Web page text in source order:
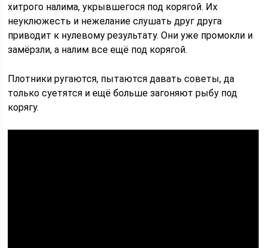
хитрого налима, укрывшегося под корягой. Их
неуклюжесть и нежелание слушать друг друга
приводит к нулевому результату. Они уже промокли и
замёрзли, а налим все ещё под корягой.
Плотники ругаются, пытаются давать советы, да
только суетятся и ещё больше загоняют рыбу под
корягу.